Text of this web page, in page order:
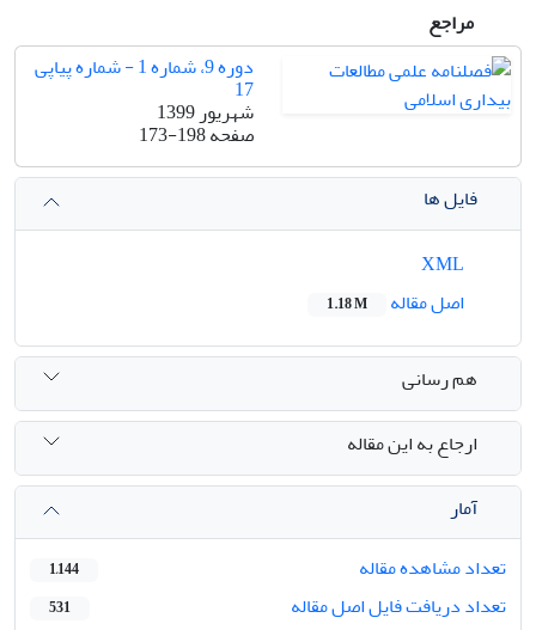
مراجع
دوره 9، شماره 1 - شماره پیاپی
17
شهریور 1399
صفحه173-198
فایل ها
اصل مقاله
1.18 M
هم رسانی
ارجاع به این مقاله
آمار
تعداد مشاهده مقاله
1,144
تعداد دریافت فایل اصل مقاله 531